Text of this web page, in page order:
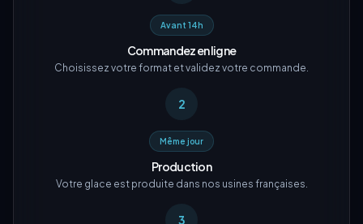
Avant 14h
Commandez en ligne
Choisissez votre format et validez votre commande.
2
Même jour
Production
Votre glace est produite dans nos usines françaises.
3